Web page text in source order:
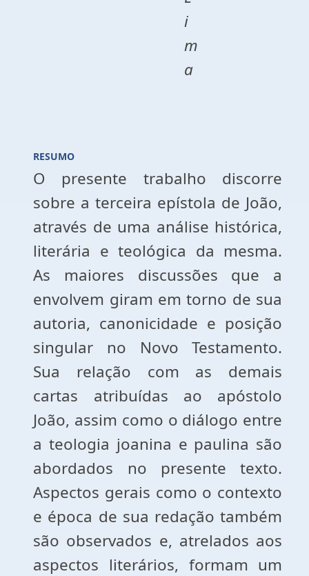
i
m
a
RESUMO
O presente trabalho discorre
sobre a terceira epístola de João,
através de uma análise histórica,
literária e teológica da mesma.
As maiores discussões que a
envolvem giram em torno de sua
autoria, canonicidade e posição
singular no Novo Testamento.
Sua relação com as demais
cartas atribuídas ao apóstolo
João, assim como o diálogo entre
a teologia joanina e paulina são
abordados no presente texto.
Aspectos gerais como o contexto
e época de sua redação também
são observados e, atrelados aos
aspectos literários, formam um